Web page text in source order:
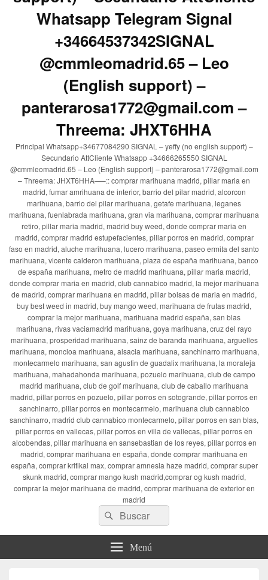
Whatsapp Telegram Signal
+34664537342SIGNAL
@cmmleomadrid.65 – Leo
(English support) –
panterarosa1772@gmail.com –
Threema: JHXT6HHA
Principal Whatsapp+34677084290 SIGNAL – yeffy (no english support) –
Secundario AttCliente Whatsapp +34666265550 SIGNAL
@cmmleomadrid.65 – Leo (English support) – panterarosa1772@gmail.com
– Threema: JHXT6HHA—–:: comprar marihuana madrid, pillar maria en
madrid, fumar amrihuana de interior, barrio del pilar madrid, alcorcon
marihuana, barrio del pilar marihuana, getafe marihuana, leganes
marihuana, fuenlabrada marihuana, gran via marihuana, comprar marihuana
retiro, pillar maria madrid, madrid buy weed, donde comprar maria en
madrid, comprar madrid estupefacientes, pillar porros en madrid, comprar
faso en madrid, aluche marihuana, lucero marihuana, paseo ermita del santo
marihuana, vicente calderon marihuana, plaza de españa marihuana, banco
de españa marihuana, metro de madrid marihuana, pillar maria madrid,
donde comprar maria en madrid, club cannabico madrid, la mejor marihuana
de madrid, comprar marihuana en madrid, pillar bolsas de maria en madrid,
buy best weed in madrid, buy mango weed, marihuana de frutas madrid,
comprar la mejor marihuana, marihuana madrid españa, san blas
marihuana, rivas vaciamadrid marihuana, goya marihuana, cruz del rayo
marihuana, prosperidad marihuana, sainz de baranda marihuana, arguelles
marihuana, moncloa marihuana, alsacia marihuana, sanchinarro marihuana,
montecarmelo marihuana, san agustin de guadalix marihuana, la moraleja
marihuana, mahadahonda marihuana, pozuelo marihuana, club de campo
madrid marihuana, club de golf marihuana, club de caballo marihuana
madrid, pillar porros en pozuelo, pillar porros en sotogrande, pillar porros en
sanchinarro, pillar porros en montecarmelo, marihuana club cannabico
sanchinarro, madrid club cannabico montecarmelo, pillar porros en san blas,
pillar porros en vallecas, pillar porros en villa de vallecas, pillar porros en
alcobendas, pillar marihuana en sansebastian de los reyes, pillar porros en
madrid, comprar marihuana en españa, donde comprar marihuana en
españa, comprar kritikal max, comprar amnesia haze madrid, comprar super
skunk madrid, comprar mango kush madrid,comprar og kush madrid,
comprar la mejor marihuana de madrid, comprar marihuana de exterior en
madrid
Buscar
por:
Buscar
Menú